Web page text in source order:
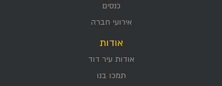
כנסים
אירועי חברה
אודות
אודות עיר דוד
תמכו בנו